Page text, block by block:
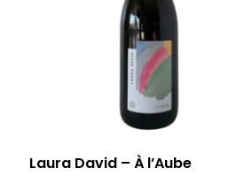
Laura David – À l’Aube